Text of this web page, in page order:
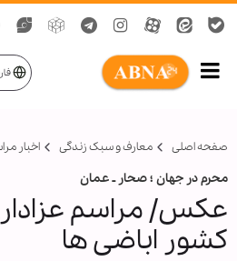
صفحه اصلی معارف و سبک زندگی اخبار
محرم در جهان ؛ صحار ـ عمان
عکس/ مراسم
کشور اباضی ها